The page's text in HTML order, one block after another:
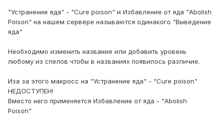
"Устранение яда" - "Сure poison" и Избавление от яда "Abolish
Poison" на нашем сервере называются одинакого "Выведение
яда"
Необходимо изменить название или добавить уровень
любому из спелов чтобы в названиях появилось различие.
Иза за этого макросс на "Устранение яда" - "Сure poison"
НЕДОСТУПЕН!
Вместо него применяется Избавление от яда - "Abolish
Poison"